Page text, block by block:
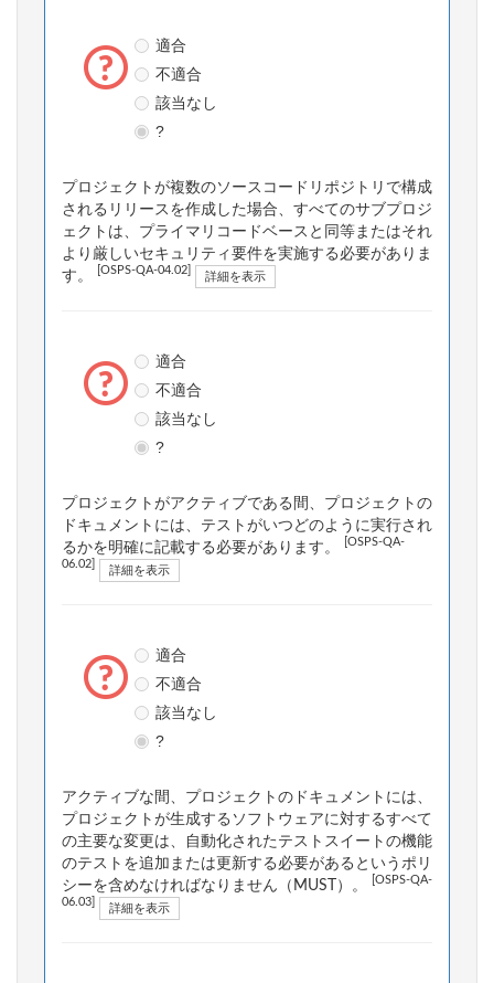
適合
不適合
該当なし
?
プロジェクトが複数のソースコードリポジトリで構成
されるリリースを作成した場合、すべてのサブプロジ
ェクトは、プライマリコードベースと同等またはそれ
より厳しいセキュリティ要件を実施する必要がありま
す。
[OSPS-QA-04.02] 詳細を表示
適合
不適合
該当なし
?
プロジェクトがアクティブである間、プロジェクトの
ドキュメントには、テストがいつどのように実行され
るかを明確に記載する必要があります。
[OSPS-QA-
06.02] 詳細を表示
適合
不適合
該当なし
?
アクティブな間、プロジェクトのドキュメントには、
プロジェクトが生成するソフトウェアに対するすべて
の主要な変更は、自動化されたテストスイートの機能
のテストを追加または更新する必要があるというポリ
シーを含めなければなりません（MUST）。
[OSPS-QA-
06.03] 詳細を表示